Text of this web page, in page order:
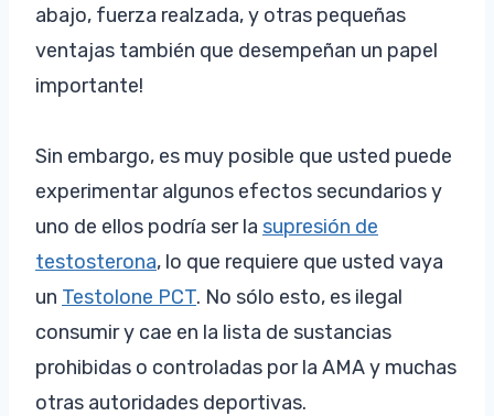
abajo, fuerza realzada, y otras pequeñas
ventajas también que desempeñan un papel
importante!
Sin embargo, es muy posible que usted puede
experimentar algunos efectos secundarios y
uno de ellos podría ser la supresión de
testosterona, lo que requiere que usted vaya
un Testolone PCT. No sólo esto, es ilegal
consumir y cae en la lista de sustancias
prohibidas o controladas por la AMA y muchas
otras autoridades deportivas.